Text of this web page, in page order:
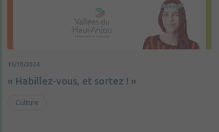
11/10/2024
« Habillez-vous, et sortez ! »
Culture